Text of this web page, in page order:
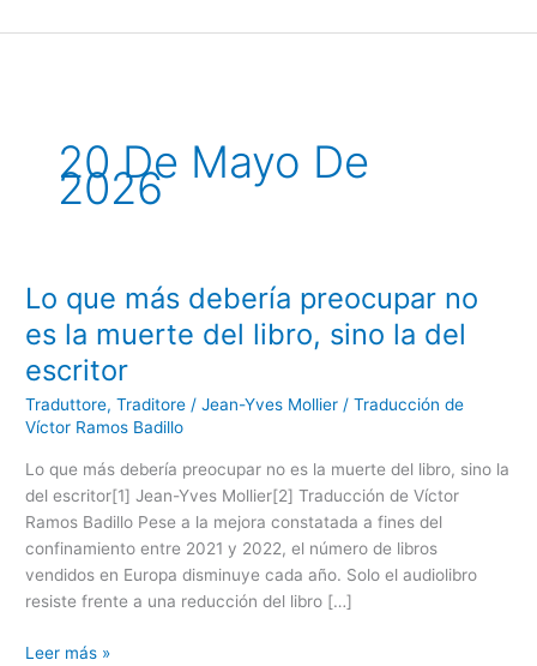
al
20 De Mayo De
2026
Lo que más debería preocupar no
es la muerte del libro, sino la del
escritor
Traduttore, Traditore /Jean-Yves Mollier / Traducción de
Víctor Ramos Badillo
Lo que más debería preocupar no es la muerte del libro, sino la
del escritor[1] Jean-Yves Mollier[2] Traducción de Víctor
Ramos Badillo Pese a la mejora constatada a fines del
confinamiento entre 2021 y 2022, el número de libros
vendidos en Europa disminuye cada año. Solo el audiolibro
resiste frente a una reducción del libro […]
Lo
más
debería
preocupar
no
la
muerte
del
libro,
sino
la
escritor
Leer más »